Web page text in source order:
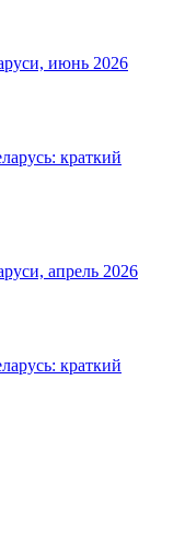
июнь 2026
краткий
апрель 2026
краткий